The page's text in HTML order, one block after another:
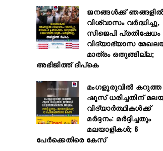
ജനങ്ങൾക്ക്
വിശ്വാസം വർദ്ധിച്ചു,
സിജെപി പ്രതിഷേധം
വിദ്യാഭ്യാസ
മാത്രം ഒതുങ്ങില്ല;
അഭിജിത്ത് ദീപ്കെ
മംഗളൂരുവിൽ കറുത്ത
ഷൂസ് ധരിച്ചതിന്
വിദ്യാർത്ഥികൾക്ക്
മർദ്ദനം: മർദ്ദിച്ചതും
മലയാളികൾ; 6
പേർക്കെതിരെ കേസ്